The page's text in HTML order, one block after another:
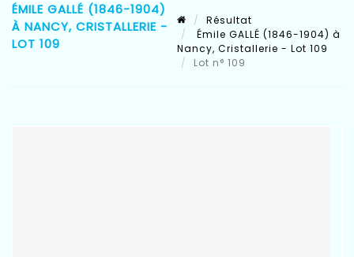
ÉMILE GALLÉ (1846-1904)
À NANCY, CRISTALLERIE -
LOT 109
Résultat
Émile GALLÉ (1846-1904) à
Nancy, Cristallerie - Lot 109
Lot n° 109